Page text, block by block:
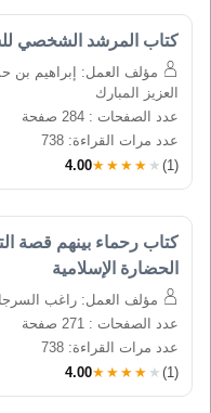
كتاب المرشد الشخصي
مؤلف العمل: إبراهيم بن
العزيز المبارك
عدد الصفحات : 284 صفحة
عدد مرات القراءة: 738
4.00★★★★★ (1)
الحضارة الإسلامية
مؤلف العمل: راغب
عدد الصفحات : 271 صفحة
عدد مرات القراءة: 738
4.00★★★★★ (1)